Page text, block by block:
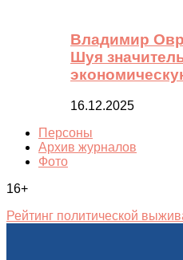
Владимир
Шуя
16.12.2025
Персоны
Архив журналов
Фото
16+
Рейтинг политической